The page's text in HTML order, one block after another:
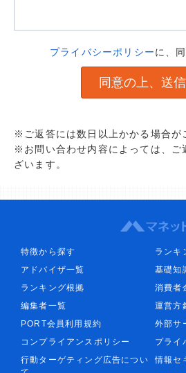
プライバシーポリシーに、
※ご返答には数日以上かかる場合が
※お問い合わせ内容によっては、ご
ざいます。
特徴から探す
ランキ
アドバイザ一覧
基礎知
ランキング根拠
消費者
編集者一覧
運営方
PORT会員利用規約
外部サ
コンプライアンスポリシー
プライ
行動ターゲティング広告につい
情報セ